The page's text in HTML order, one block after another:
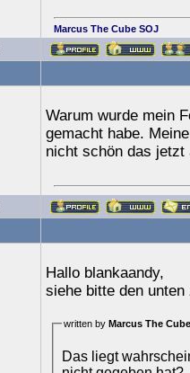
Marcus The Cube SOJ
Warum wurde mein
gemacht habe.
nicht schön das
Hallo blankaandy,
siehe bitte den
written by Marcus The Cube
Das liegt